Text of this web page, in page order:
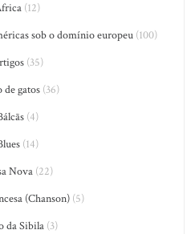
(12)
sob o domínio europeu(100)
(35)
de gatos (36)
(4)
(14)
Nova (22)
(Chanson)(5)
da Sibila(3)